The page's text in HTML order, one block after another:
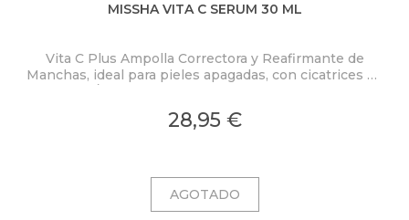
MISSHA VITA C SERUM 30 ML
Vita C Plus Ampolla Correctora y Reafirmante de
Manchas, ideal para pieles apagadas, con cicatrices de
asociadas. Para una tez radiante, firme y flexible.
28,95 €